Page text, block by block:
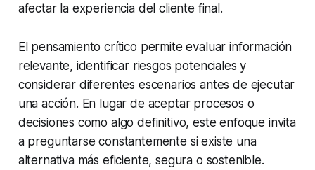
afectar la experiencia del cliente final.
El pensamiento crítico permite evaluar información
relevante, identificar riesgos potenciales y
considerar diferentes escenarios antes de ejecutar
una acción. En lugar de aceptar procesos o
decisiones como algo definitivo, este enfoque invita
a preguntarse constantemente si existe una
alternativa más eficiente, segura o sostenible.